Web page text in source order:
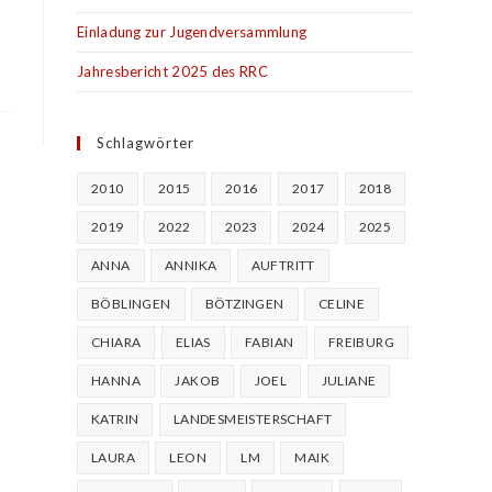
Einladung zur Jugendversammlung
Jahresbericht 2025 des RRC
Schlagwörter
2010 2015 2016 2017 2018
2019 2022 2023 2024 2025
ANNA ANNIKA AUFTRITT
BÖBLINGEN BÖTZINGEN CELINE
CHIARA ELIAS FABIAN FREIBURG
HANNA JAKOB JOEL JULIANE
KATRIN LANDESMEISTERSCHAFT
LAURA LEON LM MAIK